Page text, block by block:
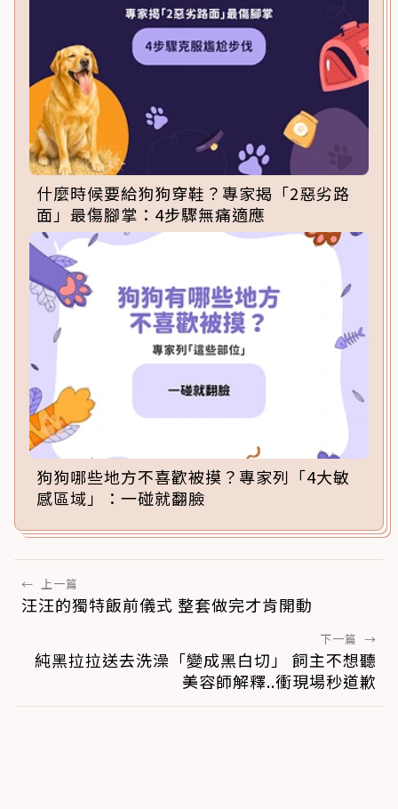
什麼時候要給狗狗穿鞋？專家揭「2惡劣路
面」最傷腳掌：4步驟無痛適應
狗狗哪些地方不喜歡被摸？專家列「4大敏
感區域」：一碰就翻臉
← 上一篇
汪汪的獨特飯前儀式 整套做完才肯開動
下一篇 →
純黑拉拉送去洗澡「變成黑白切」 飼主不想聽
美容師解釋..衝現場秒道歉